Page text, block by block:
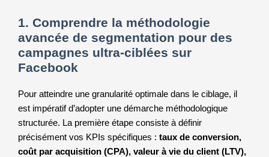
1. Comprendre la méthodologie
avancée de segmentation pour des
campagnes ultra-ciblées sur
Facebook
Pour atteindre une granularité optimale dans le ciblage, il
est impératif d’adopter une démarche méthodologique
structurée. La première étape consiste à définir
précisément vos KPIs spécifiques : taux de conversion,
coût par acquisition (CPA), valeur à vie du client (LTV),